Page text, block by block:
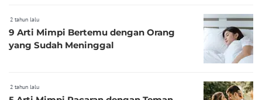
2 tahun lalu
9 Arti Mimpi Bertemu dengan Orang
yang Sudah Meninggal
2 tahun lalu